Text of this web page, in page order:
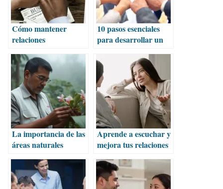
Cómo mantener
relaciones
saludables
10 pasos esenciales
para desarrollar un
exitoso
La importancia de las
áreas naturales
Aprende a escuchar y
mejora tus relaciones